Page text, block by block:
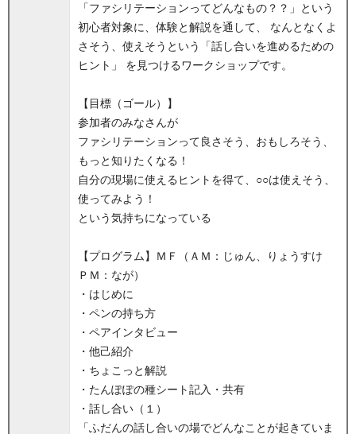
「ファシリテーションってどんなもの？？」という
初心者対象に、体験と解説を通して、 なんとなくよ
さそう、使えそうという「話し合いを進めるための
ヒント」 を見つけるワークショップです。
【目標（ゴール）】
参加者のみなさんが
ファシリテーションって良さそう、おもしろそう、
もっと知りたくなる！
自分の現場に使えるヒントを得て、○○は使えそう、
使ってみよう！
という気持ちになっている
【プログラム】ＭＦ（ＡＭ：じゅん、りょうすけ
ＰＭ：なが）
・はじめに
・ペンの持ち方
・ペアインタビュー
・他己紹介
・ちょこっと解説
・たんぽぽの種シート記入・共有
・話し合い（１）
「ふだんの話し合いの場でどんなことが起きていま